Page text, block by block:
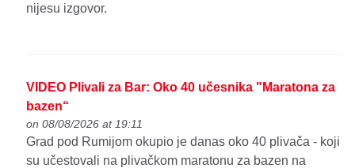
nijesu izgovor.
VIDEO Plivali za Bar: Oko 40 učesnika "Maratona za
bazen“
on 08/08/2026 at 19:11
Grad pod Rumijom okupio je danas oko 40 plivača - koji
su učestovali na plivačkom maratonu za bazen na